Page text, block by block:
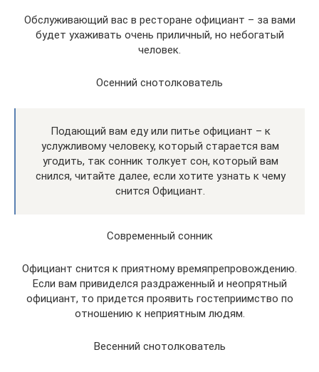
Обслуживающий вас в ресторане официант – за вами
будет ухаживать очень приличный, но небогатый
человек.
Осенний снотолкователь
Подающий вам еду или питье официант – к
услужливому человеку, который старается вам
угодить, так сонник толкует сон, который вам
снился, читайте далее, если хотите узнать к чему
снится Официант.
Современный сонник
Официант снится к приятному времяпрепровождению.
Если вам привиделся раздраженный и неопрятный
официант, то придется проявить гостеприимство по
отношению к неприятным людям.
Весенний снотолкователь